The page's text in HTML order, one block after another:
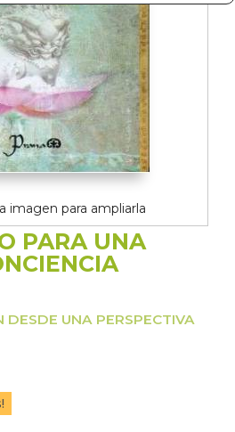
imagen para ampliarla
PARA UNA
UNA PERSPECTIVA